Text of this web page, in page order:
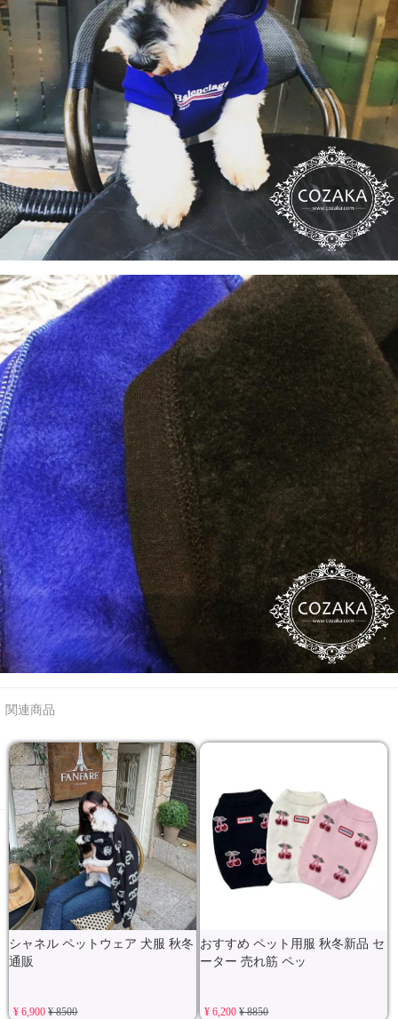
関連商品
シャネル ペットウェア 犬服 秋冬
通販
¥ 6,900¥ 8500
おすすめ ペット用服 秋冬新品 セ
ーター 売れ筋 ペッ
¥ 6,200¥ 8850